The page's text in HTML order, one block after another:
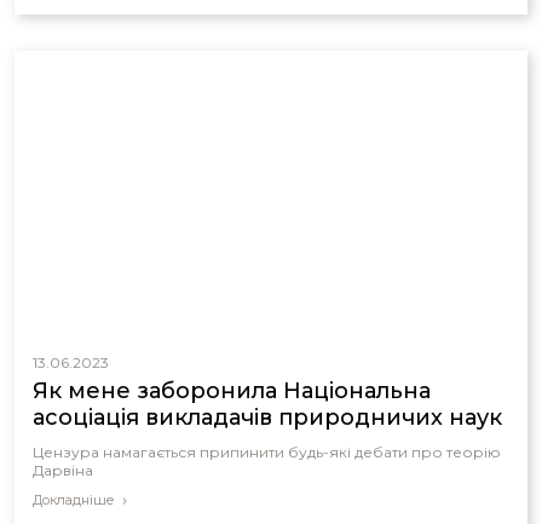
13.06.2023
Як мене заборонила Національна
асоціація викладачів природничих наук
Цензура намагається припинити будь-які дебати про теорію
Дарвіна
Докладніше